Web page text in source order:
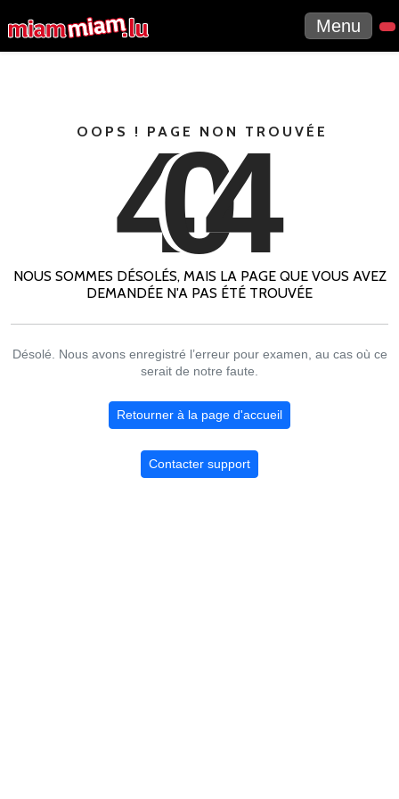
Menu
OOPS ! PAGE NON TROUVÉE
404
NOUS SOMMES DÉSOLÉS, MAIS LA PAGE QUE VOUS AVEZ
DEMANDÉE N'A PAS ÉTÉ TROUVÉE
Désolé. Nous avons enregistré l’erreur pour examen, au cas où ce
serait de notre faute.
Retourner à la page d'accueil
Contacter support